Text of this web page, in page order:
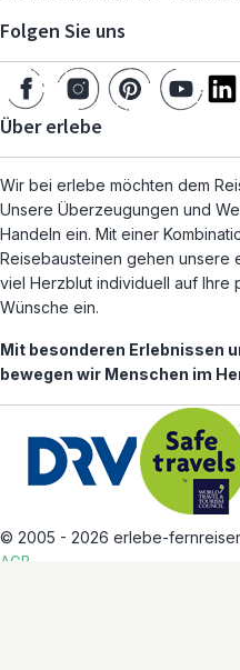
Folgen Sie uns
Über erlebe
Wir bei erlebe möchten dem
Unsere Überzeugungen und
Handeln ein. Mit einer
Reisebausteinen gehen unsere
viel Herzblut individuell auf Ihre
Wünsche ein.
Mit besonderen Erlebnissen
bewegen wir Menschen im
© 2005 - 2026 erlebe-
AGB